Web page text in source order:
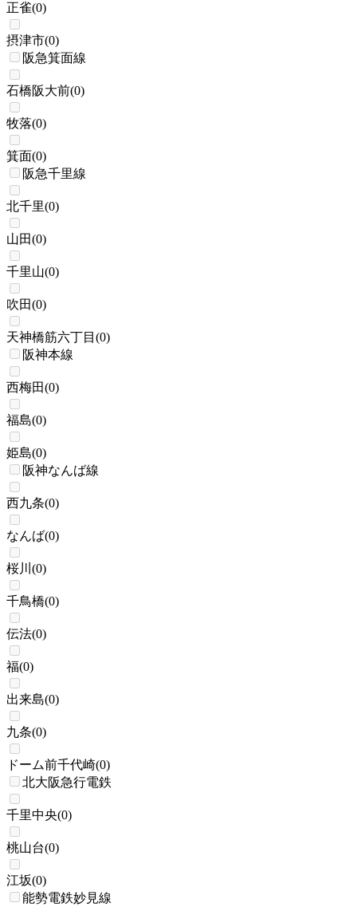
正雀(0)
摂津市(0)
阪急箕面線
石橋阪大前(0)
牧落(0)
箕面(0)
阪急千里線
北千里(0)
山田(0)
千里山(0)
吹田(0)
天神橋筋六丁目 (0)
阪神本線
西梅田(0)
福島(0)
姫島(0)
阪神なんば線
西九条(0)
なんば(0)
桜川 (0)
千鳥橋(0)
伝法(0)
福(0)
出来島(0)
九条(0)
ドーム前千代崎(0)
北大阪急行電鉄
千里中央(0)
桃山台(0)
江坂(0)
能勢電鉄妙見線